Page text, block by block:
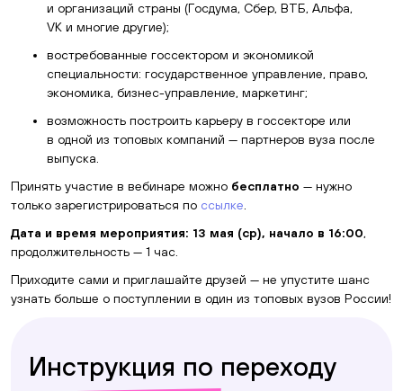
и организаций страны (Госдума, Сбер, ВТБ, Альфа,
VK и многие другие);
востребованные госсектором и экономикой
специальности: государственное управление, право,
экономика, бизнес-управление, маркетинг;
возможность построить карьеру в госсекторе или
в одной из топовых компаний — партнеров вуза после
выпуска.
Принять участие в вебинаре можно бесплатно — нужно
только зарегистрироваться по ссылке
Дата и время мероприятия: 13 мая (ср), начало в 16:00,
продолжительность — 1 час.
Приходите сами и приглашайте друзей — не упустите шанс
узнать больше о поступлении в один из топовых вузов России!
Инструкция по переходу